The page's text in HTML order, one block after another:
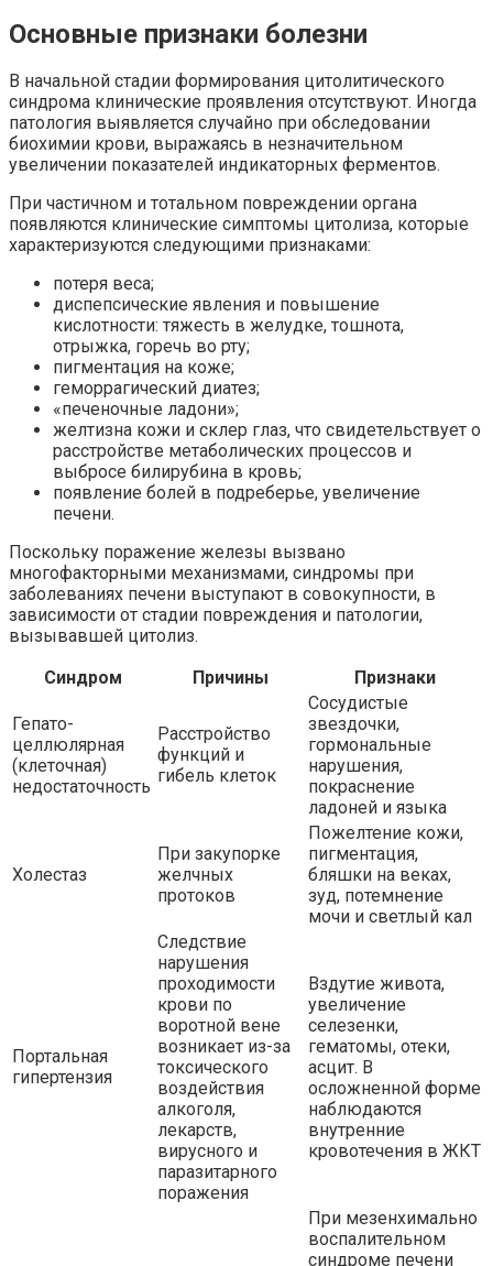
Основные признаки болезни
В начальной стадии формирования цитолитического
синдрома клинические проявления отсутствуют. Иногда
патология выявляется случайно при обследовании
биохимии крови, выражаясь в незначительном
увеличении показателей индикаторных ферментов.
При частичном и тотальном повреждении органа
появляются клинические симптомы цитолиза, которые
характеризуются следующими признаками:
потеря веса;
диспепсические явления и повышение
кислотности: тяжесть в желудке, тошнота,
отрыжка, горечь во рту;
пигментация на коже;
геморрагический диатез;
«печеночные ладони»;
желтизна кожи и склер глаз, что свидетельствует о
расстройстве метаболических процессов и
выбросе билирубина в кровь;
появление болей в подреберье, увеличение
печени.
Поскольку поражение железы вызвано
многофакторными механизмами, синдромы при
заболеваниях печени выступают в совокупности, в
зависимости от стадии повреждения и патологии,
вызывавшей цитолиз.
Синдром
Причины Признаки
Гепато-
целлюлярная
(клеточная)
недостаточность
Расстройство
функций и
гибель клеток
Сосудистые
звездочки,
гормональные
нарушения,
покраснение
ладоней и языка
Холестаз
При закупорке
желчных
протоков
Пожелтение кожи,
пигментация,
бляшки на веках,
зуд, потемнение
мочи и светлый кал
Портальная
гипертензия
Следствие
нарушения
проходимости
крови по
воротной вене
возникает из-за
токсического
воздействия
алкоголя,
лекарств,
вирусного и
паразитарного
поражения
Вздутие живота,
увеличение
селезенки,
гематомы, отеки,
асцит. В
осложненной форме
наблюдаются
внутренние
кровотечения в ЖКТ
При мезенхимально
воспалительном
синдроме печени